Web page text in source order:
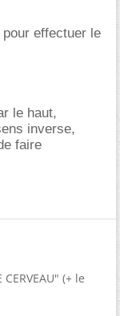
effectuer le
le haut,
inverse,
faire
(+ le